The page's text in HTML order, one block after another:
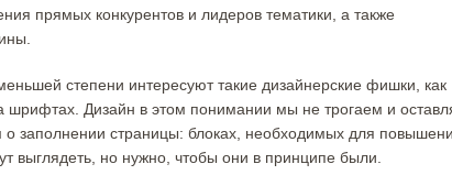
прямых конкурентов и лидеров тематики, а также
степени интересуют такие дизайнерские фишки, как
шрифтах. Дизайн в этом понимании мы не трогаем и
заполнении страницы: блоках, необходимых для
выглядеть, но нужно, чтобы они в принципе были.